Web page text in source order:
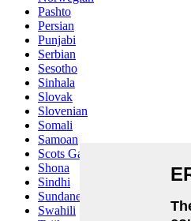
Pashto
Persian
Punjabi
Serbian
Sesotho
Sinhala
Slovak
Slovenian
Somali
Samoan
Scots Gaelic
Shona
Sindhi
Sundanese
Swahili